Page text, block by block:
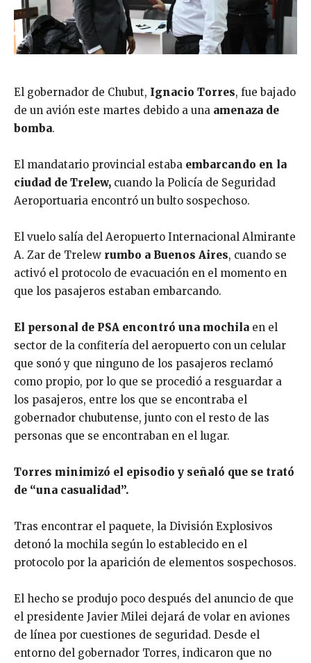
El gobernador de Chubut, Ignacio Torres, fue bajado
de un avión este martes debido a una amenaza de
bomba.
El mandatario provincial estaba embarcando en la
ciudad de Trelew, cuando la Policía de Seguridad
Aeroportuaria encontró un bulto sospechoso.
El vuelo salía del Aeropuerto Internacional Almirante
A. Zar de Trelew rumbo a Buenos Aires, cuando se
activó el protocolo de evacuación en el momento en
que los pasajeros estaban embarcando.
El personal de PSA encontró una mochila en el
sector de la confitería del aeropuerto con un celular
que sonó y que ninguno de los pasajeros reclamó
como propio, por lo que se procedió a resguardar a
los pasajeros, entre los que se encontraba el
gobernador chubutense, junto con el resto de las
personas que se encontraban en el lugar.
Torres minimizó el episodio y señaló que se trató
de “una casualidad”.
Tras encontrar el paquete, la División Explosivos
detonó la mochila según lo establecido en el
protocolo por la aparición de elementos sospechosos.
El hecho se produjo poco después del anuncio de que
el presidente Javier Milei dejará de volar en aviones
de línea por cuestiones de seguridad. Desde el
entorno del gobernador Torres, indicaron que no